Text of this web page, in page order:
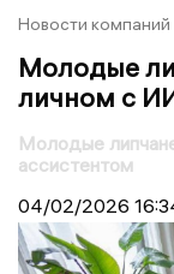
Новости компаний
Молодые
личном с
Молодые
ассистентом
04/02/2026